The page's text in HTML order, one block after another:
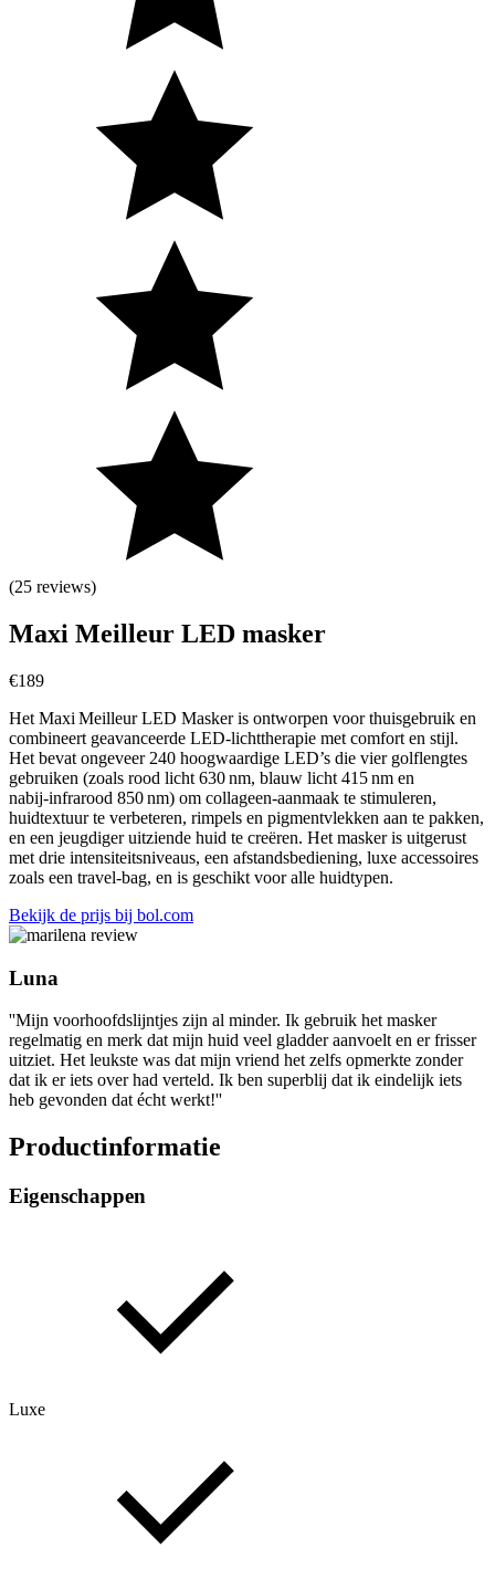
(25 reviews)
Maxi Meilleur LED masker
€189
Het Maxi Meilleur LED Masker is ontworpen voor thuisgebruik en
combineert geavanceerde LED‑lichttherapie met comfort en stijl.
Het bevat ongeveer 240 hoogwaardige LED’s die vier golflengtes
gebruiken (zoals rood licht 630 nm, blauw licht 415 nm en
nabij‑infrarood 850 nm) om collageen‑aanmaak te stimuleren,
huidtextuur te verbeteren, rimpels en pigmentvlekken aan te pakken,
en een jeugdiger uitziende huid te creëren. Het masker is uitgerust
met drie intensiteitsniveaus, een afstandsbediening, luxe accessoires
zoals een travel‑bag, en is geschikt voor alle huidtypen.
Bekijk de prijs bij bol.com
Luna
''Mijn voorhoofdslijntjes zijn al minder. Ik gebruik het masker
regelmatig en merk dat mijn huid veel gladder aanvoelt en er frisser
uitziet. Het leukste was dat mijn vriend het zelfs opmerkte zonder
dat ik er iets over had verteld. Ik ben superblij dat ik eindelijk iets
heb gevonden dat écht werkt!''
Productinformatie
Eigenschappen
Luxe